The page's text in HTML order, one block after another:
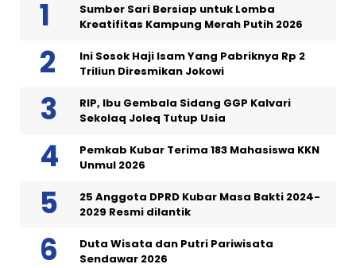
Sumber Sari Bersiap untuk Lomba
Kreatifitas Kampung Merah Putih 2026
Ini Sosok Haji Isam Yang Pabriknya Rp 2
Triliun Diresmikan Jokowi
RIP, Ibu Gembala Sidang GGP Kalvari
Sekolaq Joleq Tutup Usia
Pemkab Kubar Terima 183 Mahasiswa KKN
Unmul 2026
25 Anggota DPRD Kubar Masa Bakti 2024-
2029 Resmi dilantik
Duta Wisata dan Putri Pariwisata
Sendawar 2026